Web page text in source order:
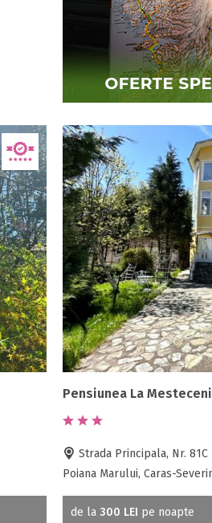
Pensiunea La Mesteceni
Strada Principala, Nr. 81C
Poiana Marului, Caras-
de la 300 LEI pe noapte